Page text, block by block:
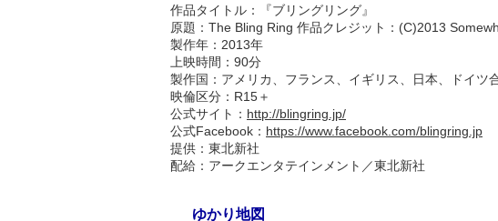
作品タイトル：『ブリングリング』
原題：The Bling Ring 作品クレジット：(C)2013
製作年：2013年
上映時間：90分
製作国：アメリカ、フランス、イギリス、日本、ドイツ
映倫区分：R15＋
公式サイト： http://blingring.jp/
公式Facebook： https://www.facebook.com/blingring.jp
提供：東北新社
配給：アークエンタテインメント／東北新社
ゆかり地図